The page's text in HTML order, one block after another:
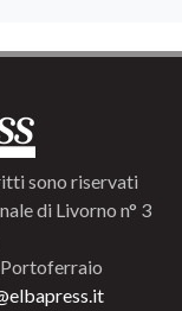
sono riservati
di Livorno n° 3
Portoferraio